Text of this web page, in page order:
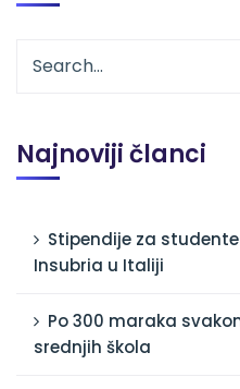
Najnoviji članci
Stipendije za
Insubria u Italiji
Po 300 maraka
srednjih škola